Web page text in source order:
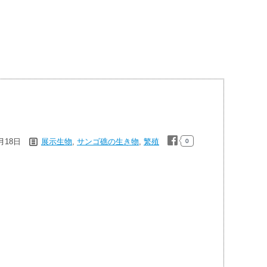
18日 展示生物, サンゴ礁の生き物, 繁殖 0